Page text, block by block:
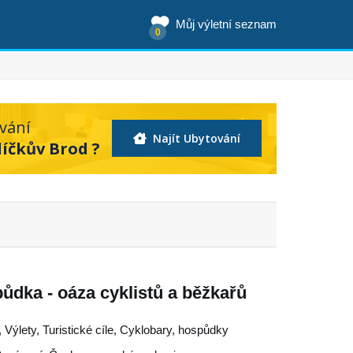
Můj výletní seznam
0
Brod ?
Najít Ubytování
- oáza cyklistů a běžkařů
Turistické cíle, Cyklobary, hospůdky